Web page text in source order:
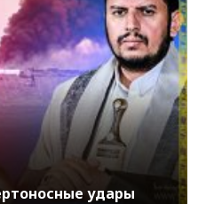
удары